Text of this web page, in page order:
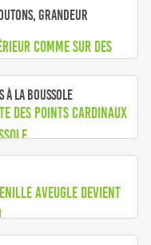
grandeur
comme sur des
à la boussole
des points cardinaux
aveugle devient